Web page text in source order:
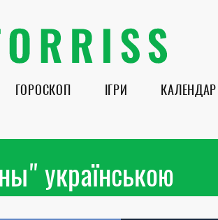
ГОРОСКОП ІГРИ КАЛЕНДАР
українською